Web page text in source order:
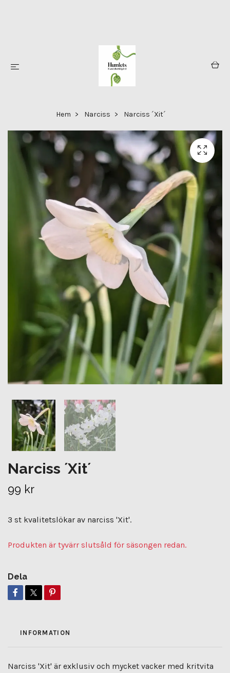
Hem Narciss Narciss ´Xit´
Narciss ´Xit´
99 kr
3 st kvalitetslökar av narciss 'Xit'.
Produkten är tyvärr slutsåld för säsongen redan.
Dela
INFORMATION
Narciss 'Xit' är exklusiv och mycket vacker med kritvita